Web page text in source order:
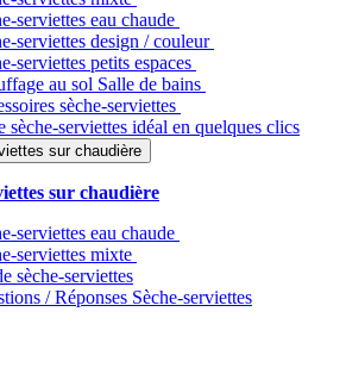
serviettes eau chaude
serviettes design / couleur
serviettes petits espaces
au sol Salle de bains
sèche-serviettes
sèche-serviettes idéal en quelques clics
sur chaudière
sur chaudière
serviettes eau chaude
serviettes mixte
sèche-serviettes
/ Réponses Sèche-serviettes